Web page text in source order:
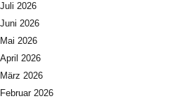
Juli 2026
Juni 2026
Mai 2026
April 2026
März 2026
Februar 2026